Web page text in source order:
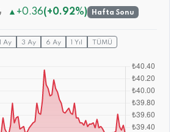
▲ +0.36(+0.92%) Hafta Sonu
1 Ay 3 Ay 6 Ay 1 Yıl TÜMÜ